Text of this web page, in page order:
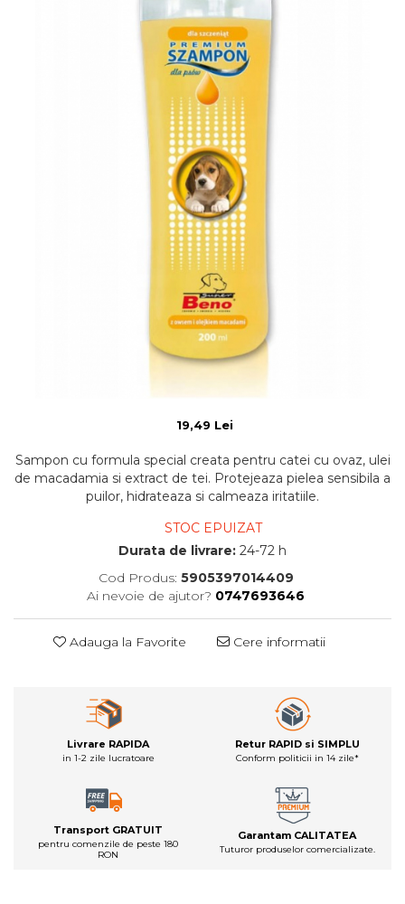
19,49 Lei
Sampon cu formula special creata pentru catei cu ovaz, ulei
de macadamia si extract de tei. Protejeaza pielea sensibila a
puilor, hidrateaza si calmeaza iritatiile.
STOC EPUIZAT
Durata de livrare: 24-72 h
Cod Produs: 5905397014409
Ai nevoie de ajutor? 0747693646
Adauga la Favorite Cere informatii
Livrare RAPIDA
in 1-2 zile lucratoare
Retur RAPID si SIMPLU
Conform politicii in 14 zile*
Transport GRATUIT
pentru comenzile de peste 180
RON
Garantam CALITATEA
Tuturor produselor comercializate.